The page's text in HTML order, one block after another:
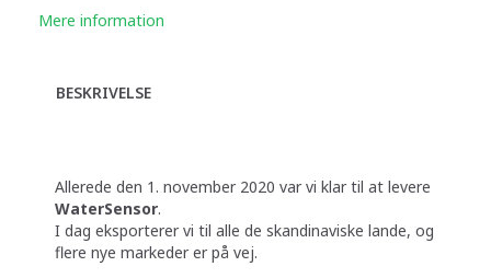
Mere information
BESKRIVELSE
Allerede den 1. november 2020 var vi klar til at levere
WaterSensor.
I dag eksporterer vi til alle de skandinaviske lande, og
flere nye markeder er på vej.